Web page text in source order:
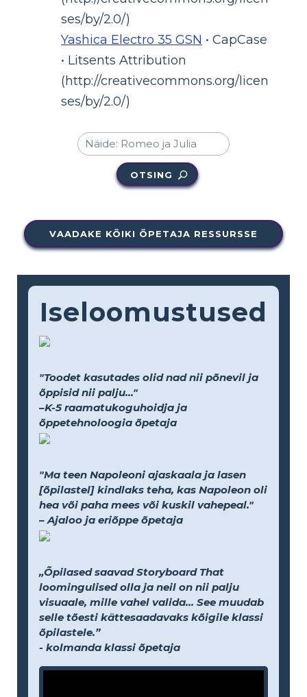
ses/by/2.0/)
Yashica Electro 35 GSN • CapCase
• Litsents Attribution
(http://creativecommons.org/licen
ses/by/2.0/)
OTSING
VAADAKE KÕIKI ÕPETAJA RESSURSSE
Iseloomustused
"Toodet kasutades olid nad nii põnevil ja
õppisid nii palju..."
–K-5 raamatukoguhoidja ja
õppetehnoloogia õpetaja
"Ma teen Napoleoni ajaskaala ja lasen
[õpilastel] kindlaks teha, kas Napoleon oli
hea või paha mees või kuskil vahepeal."
– Ajaloo ja eriõppe õpetaja
„Õpilased saavad Storyboard That
loomingulised olla ja neil on nii palju
visuaale, mille vahel valida... See muudab
selle tõesti kättesaadavaks kõigile klassi
õpilastele.”
- kolmanda klassi õpetaja